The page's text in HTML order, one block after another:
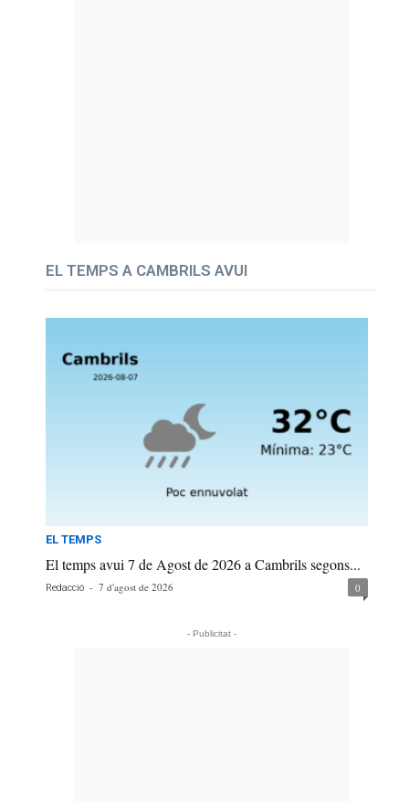
EL TEMPS A CAMBRILS AVUI
EL TEMPS
El temps avui 7 de Agost de 2026 a Cambrils segons...
Redacció - 7 d'agost de 2026 0
- Publicitat -